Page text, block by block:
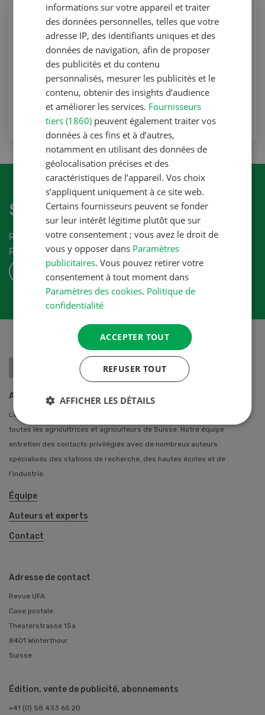
Production végétale
Nouvelles stratégies de lutte pour les
plants de pomme de terre
Production végétale
VERS L'ARTICLE
S'abonner à la newletter
Recevez les dernières nouvelles du monde de la
Revue-UFA.
S'ABONNER
A propos de nous
La Revue UFA propose des solutions professionnelles individuelles à
toutes les agricultrices et agriculteurs de Suisse. Notre équipe
entretien des contacts privilégiés avec de nombreux auteurs
spécialisés des stations de recherche, des hautes écoles et de
l’industrie.
Équipe
Auteurs et experts
Contact
Adresse de contact
Revue UFA
Case postale
Theaterstrasse 15a
8401 Winterthour
Suisse
Édition, vente de publicité, abonnements
+41 (0) 58 433 65 20
informations sur votre appareil et traiter
des données personnelles, telles que votre
adresse IP, des identifiants uniques et des
données de navigation, afin de proposer
des publicités et du contenu
personnalisés, mesurer les publicités et le
contenu, obtenir des insights d’audience
et améliorer les services. Fournisseurs
tiers (1860) peuvent également traiter vos
données à ces fins et à d’autres,
notamment en utilisant des données de
géolocalisation précises et des
caractéristiques de l’appareil. Vos choix
s’appliquent uniquement à ce site web.
Certains fournisseurs peuvent se fonder
sur leur intérêt légitime plutôt que sur
votre consentement ; vous avez le droit de
vous y opposer dans Paramètres
publicitaires. Vous pouvez retirer votre
consentement à tout moment dans
Paramètres des cookies. Politique de
confidentialité
ACCEPTER TOUT
REFUSER TOUT
AFFICHER LES DÉTAILS